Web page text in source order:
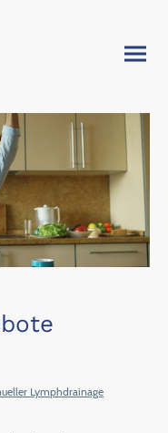
Lymphdrainage